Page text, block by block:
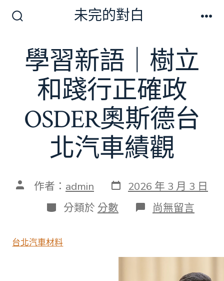
切
換
開
未完的對白
學習新語｜樹立
和踐行正確政
OSDER奧斯德台
北汽車績觀
文 作者： admin 發
表
日
期
2026 年 3 月 3 日
分
類
分類於 分數 在
〈學
｜
尚無留言
台北汽車材料